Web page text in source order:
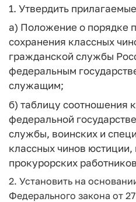
1. Утвердить
а) Положение о порядке
сохранения классных
гражданской службы
федеральным
служащим;
б) таблицу соотношения
федеральной
службы, воинских и
классных чинов юстиции,
прокурорских
2. Установить на
Федерального закона от